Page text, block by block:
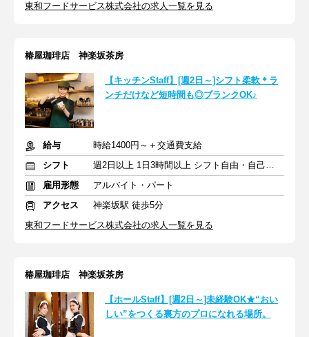
東和フードサービス株式会社の求人一覧を見る
椿屋珈琲店 神楽坂茶房
【キッチンStaff】[週2日～]シフト柔軟＊ラ
ンチだけなど短時間も◎ブランクOK♪
給与
時給1400円～＋交通費支給
シフト
週2日以上 1日3時間以上 シフト自由・自己申告
雇用形態
アルバイト・パート
アクセス
神楽坂駅 徒歩5分
東和フードサービス株式会社の求人一覧を見る
椿屋珈琲店 神楽坂茶房
【ホールStaff】[週2日～]未経験OK★“おい
しい”をつくる裏方のプロになれる場所。